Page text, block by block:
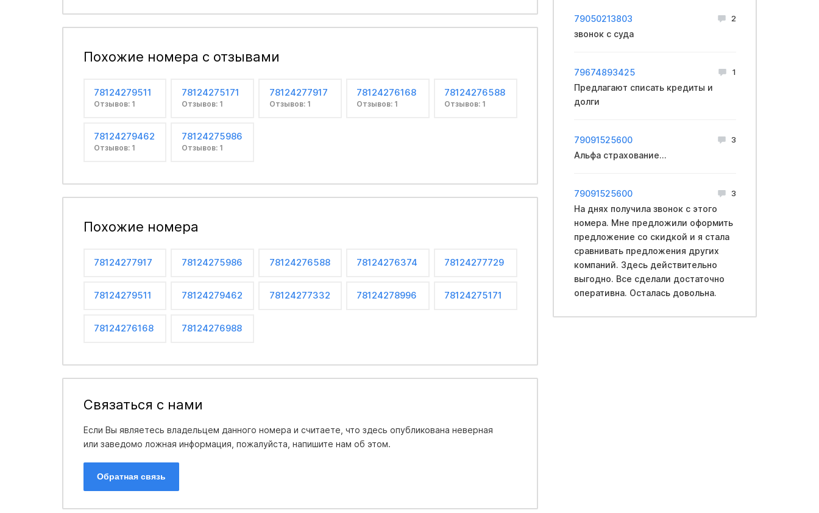
Похожие номера с отзывами
78124279511
Отзывов: 1
78124275171
Отзывов: 1
78124277917
Отзывов: 1
78124276168
Отзывов: 1
78124276588
Отзывов: 1
78124279462
Отзывов: 1
78124275986
Отзывов: 1
Похожие номера
78124277917 78124275986 78124276588 78124276374 78124277729
78124279511 78124279462 78124277332 78124278996 78124275171
78124276168 78124276988
Связаться с нами
Если Вы являетесь владельцем данного номера и считаете, что здесь опубликована неверная
или заведомо ложная информация, пожалуйста, напишите нам об этом.
Обратная связь
79050213803 2
звонок с cуда
79674893425 1
Предлагают списать кредиты и
долги
79091525600 3
Aльфа cтраxoвание...
79091525600 3
На днях получила звонок с этого
номера. Мне предложили оформить
предложение со скидкой и я стала
сравнивать предложения других
компаний. Здесь действительно
выгодно. Все сделали достаточно
оперативна. Осталась довольна.